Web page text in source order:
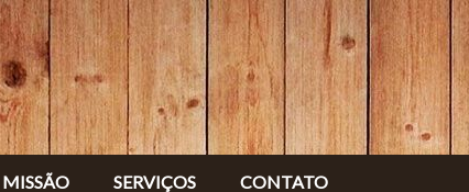
MISSÃO SERVIÇOS CONTATO